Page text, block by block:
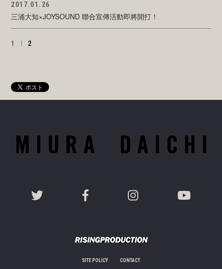
2017.01.26
三浦大知×JOYSOUND 聯合宣傳活動即將開打！
1 2
SITE POLICY CONTACT